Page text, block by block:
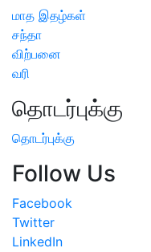
மாத இதழ்கள்
சந்தா
விற்பனை
வரி
தொடர்புக்கு
தொடர்புக்கு
Follow Us
Facebook
Twitter
LinkedIn